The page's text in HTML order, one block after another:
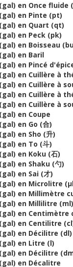
en Once fluide
en Pinte (pt)
en Quart (qt)
en Peck (pk)
en Boisseau
en Baril
en Pincé
en Cuillère à
en Cuillère à
en Cuillère à
en Cuillère à
en Coupe
en Go (合)
en Sho (升)
en To (斗)
en Koku (石)
en Shaku (勺)
en Sai (才)
en Microlitre
en Millimètre
en Millilitre (ml)
en Centimètre
en Centilitre
en Décilitre (dl)
en Litre (l)
en Décilitre
en Décalitre